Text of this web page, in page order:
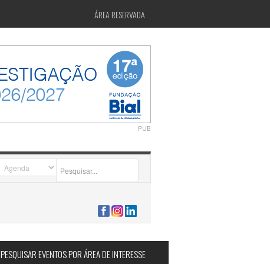
ÁREA RESERVADA
PUB
PESQUISAR EVENTOS POR ÁREA DE INTERESSE